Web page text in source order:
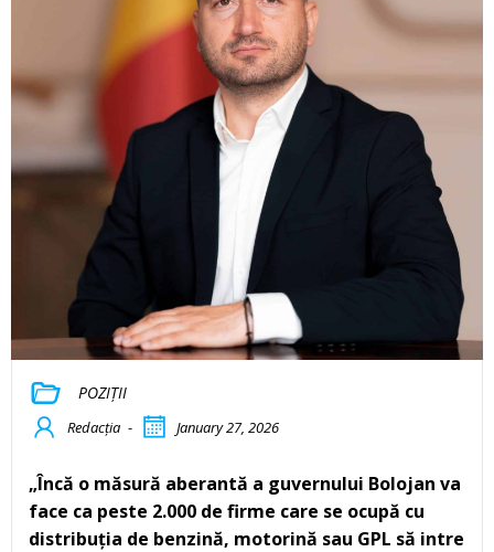
POZIȚII
Redacția - January 27, 2026
„Încă o măsură aberantă a guvernului Bolojan va
face ca peste 2.000 de firme care se ocupă cu
distribuția de benzină, motorină sau GPL să intre